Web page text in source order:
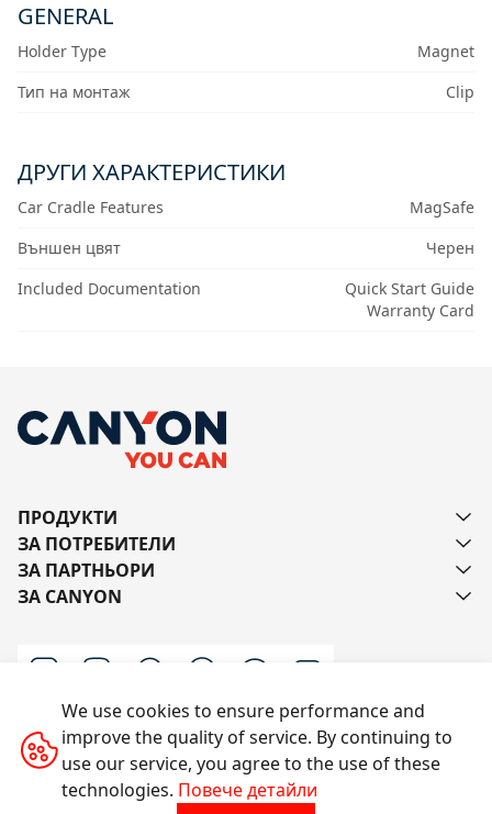
GENERAL
Holder Type
Magnet
Тип на монтаж
Clip
ДРУГИ ХАРАКТЕРИСТИКИ
Car Cradle Features
MagSafe
Външен цвят
Черен
Included Documentation
Quick Start Guide
Warranty Card
ПРОДУКТИ
ЗА ПОТРЕБИТЕЛИ
ЗА ПАРТНЬОРИ
ЗА CANYON
Пишете ни
We use cookies to ensure performance and
improve the quality of service. By continuing to
use our service, you agree to the use of these
technologies. Повече детайли